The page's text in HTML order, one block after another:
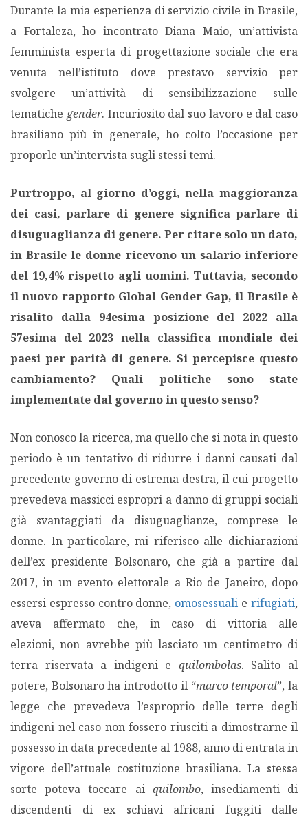
Durante la mia esperienza di servizio civile in Brasile,
a Fortaleza, ho incontrato Diana Maio, un’attivista
femminista esperta di progettazione sociale che era
venuta nell’istituto dove prestavo servizio per
svolgere un’attività di sensibilizzazione sulle
tematiche gender. Incuriosito dal suo lavoro e dal caso
brasiliano più in generale, ho colto l’occasione per
proporle un’intervista sugli stessi temi.
Purtroppo, al giorno d’oggi, nella maggioranza
dei casi, parlare di genere significa parlare di
disuguaglianza di genere. Per citare solo un dato,
in Brasile le donne ricevono un salario inferiore
del 19,4% rispetto agli uomini. Tuttavia, secondo
il nuovo rapporto Global Gender Gap, il Brasile è
risalito dalla 94esima posizione del 2022 alla
57esima del 2023 nella classifica mondiale dei
paesi per parità di genere. Si percepisce questo
cambiamento? Quali politiche sono state
implementate dal governo in questo senso?
Non conosco la ricerca, ma quello che si nota in questo
periodo è un tentativo di ridurre i danni causati dal
precedente governo di estrema destra, il cui progetto
prevedeva massicci espropri a danno di gruppi sociali
già svantaggiati da disuguaglianze, comprese le
donne. In particolare, mi riferisco alle dichiarazioni
dell’ex presidente Bolsonaro, che già a partire dal
2017, in un evento elettorale a Rio de Janeiro, dopo
essersi espresso contro donne, omosessuali erifugiati,
aveva affermato che, in caso di vittoria alle
elezioni, non avrebbe più lasciato un centimetro di
terra riservata a indigeni e quilombolas. Salito al
potere, Bolsonaro ha introdotto il “marco temporal”, la
legge che prevedeva l’esproprio delle terre degli
indigeni nel caso non fossero riusciti a dimostrarne il
possesso in data precedente al 1988, anno di entrata in
vigore dell’attuale costituzione brasiliana. La stessa
sorte poteva toccare ai quilombo, insediamenti di
discendenti di ex schiavi africani fuggiti dalle